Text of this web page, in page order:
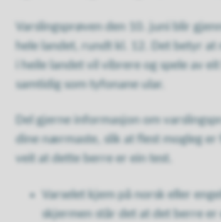
Varslingsprøven den 10. juni blir
hele landet, rundt kl. 12. Det betyr at
i heile landet vil vibrere og spele av
samtidig som tyfonane ular.
Del gjerne informasjon om
dine nærmaste, slik at flest mogleg
veit at dette berre er ein test.
Varselet kjem på norsk eller
skjermen står det at det berre er